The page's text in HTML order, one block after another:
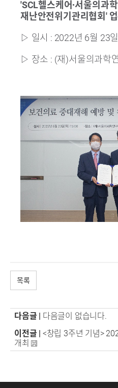
'SCL헬스케어∙서울의과
재난안전위기관리협회'
▷ 일시 : 2022년 6월 23
▷ 장소 : (재)서울의과학
목록
다음글 | 다음글이 없습니다.
이전글 | <창립 3주년 기념>
개최